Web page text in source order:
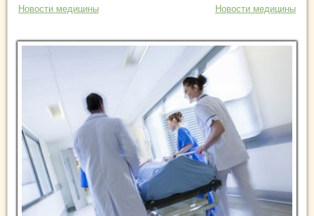
Новости медицины Новости медицины